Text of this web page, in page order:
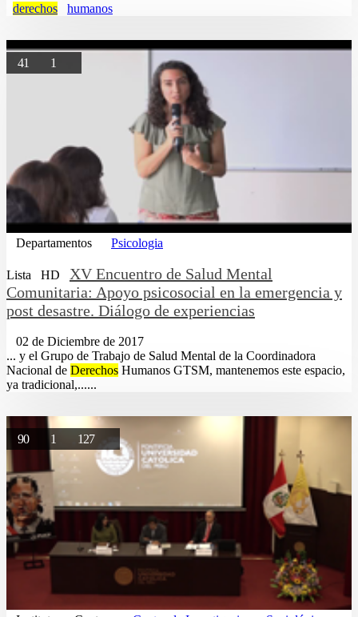
derechos humanos
41 1
Departamentos Psicologia
Lista HD
XV Encuentro de Salud Mental
Comunitaria: Apoyo psicosocial en la emergencia y
post desastre. Diálogo de experiencias
02 de Diciembre de 2017
... y el Grupo de Trabajo de Salud Mental de la Coordinadora
Nacional de Derechos Humanos GTSM, mantenemos este espacio,
ya tradicional,......
90 1 127